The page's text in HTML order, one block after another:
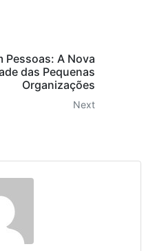
Pessoas: A Nova
das Pequenas
Organizações
Next